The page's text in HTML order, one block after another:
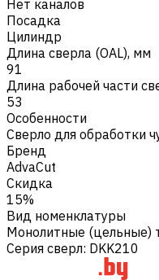
Нет каналов
Посадка
Цилиндр
Длина сверла (OAL), мм
91
Длина рабочей части
53
Особенности
Сверло для обработки
Бренд
AdvaCut
Скидка
15%
Вид номенклатуры
Монолитные (цельные)
Серия сверл: DKK210